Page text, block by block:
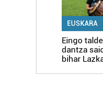
EUSKARA
Eingo
dantza
bihar